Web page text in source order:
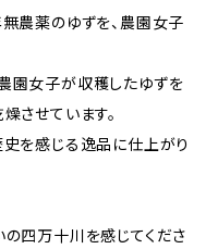
農薬のゆずを、農園女子
園女子が収穫したゆずを
させています。
を感じる逸品に仕上がり
四万十川を感じてくださ